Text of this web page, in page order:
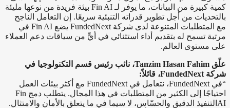
كمية كبيرة من البيانات، ما يوفر لـ Fin AI‏ بيئة فريدة من نوعها مليئة
بالتحديات من أجل تطوير قدراته التنبئية سريعًا. إن التعامل الناجح
مع المتطلبات المتنوعة لدى شركة FundedNext يضع Fin AI‏ في
مرتبة تسمح له بتقديم أداء استثنائي في أيٍّ من سياقات دعم العملاء
على مستوى العالم.
علّق Tanzim Hasan Fahim، نائب رئيس قسم التكنولوجيا في
شركة FundedNext‏، قائلاً:
“في FundedNext، نتعامل في FundedNext مع أكثر بيئات العمل
احتياجًا إلى الكثير من المتطلبات في هذا المجال. يتطلب دمج Fin
AI‏التنفيذ الدقيق والحسّاس، لا سيما في ما يتعلق بالأمان والامتثال.